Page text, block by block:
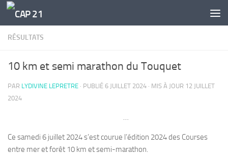
Skip to content
RÉSULTATS
10 km et semi marathon du Touquet
PAR LYDIVINE LEPRETRE · PUBLIÉ 6 JUILLET 2024 · MIS À JOUR 12 JUILLET
2024
…
Ce samedi 6 juillet 2024 s’est courue l’édition 2024 des Courses
entre mer et forêt 10 km et semi-marathon.